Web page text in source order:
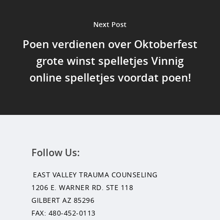
Next Post
Poen verdienen over Oktoberfest
grote winst spelletjes Vinnig
online spelletjes voordat poen!
Follow Us:
EAST VALLEY TRAUMA COUNSELING
1206 E. WARNER RD. STE 118
GILBERT AZ 85296
FAX: 480-452-0113